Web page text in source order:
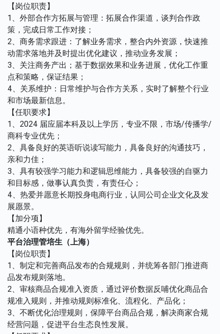
【岗位职责】
1、外部合作方拓展与管理：拓展合作渠道，谈判合作政
策，完成日常工作对接；
2、商务需求跟进：了解业务需求，整合内外资源，快速推
动需求落地并及时提出优化建议，推动业务发展；
3、关注商务产出；基于数据效果和业务进展，优化工作重
点和策略，保证结果；
4、关系维护：日常维护与合作方关系，实时了解整个行业
和市场最新信息。
【任职要求】
1、2024 届应届本科及以上学历，专业不限，市场/传播学/
商科专业优先；
2、具备良好的英语听说读写能力，具备良好的沟通技巧，
亲和力佳；
3、具有较强学习能力和逻辑思维能力，具备较强的自驱力
和目标感，做事认真负责，有责任心；
4、热爱并愿意长期投身电商行业，认同公司企业文化及发
展愿景。
【加分项】
精通小语种优先，有海外留学经验优先。
平台治理管培生（上海）
【岗位职责】
1、制定和完善商品发布的合规规则，并统筹各部门推进商
品发布规则落地。
2、审核商品合规准入资质，通过评价数据反哺优化商品合
规准入规则，并推动规则标准化、流程化、产品化；
3、不断优化治理规则，保障平台商品合规，解决商家合规
经营问题，促进平台生态良性发展。